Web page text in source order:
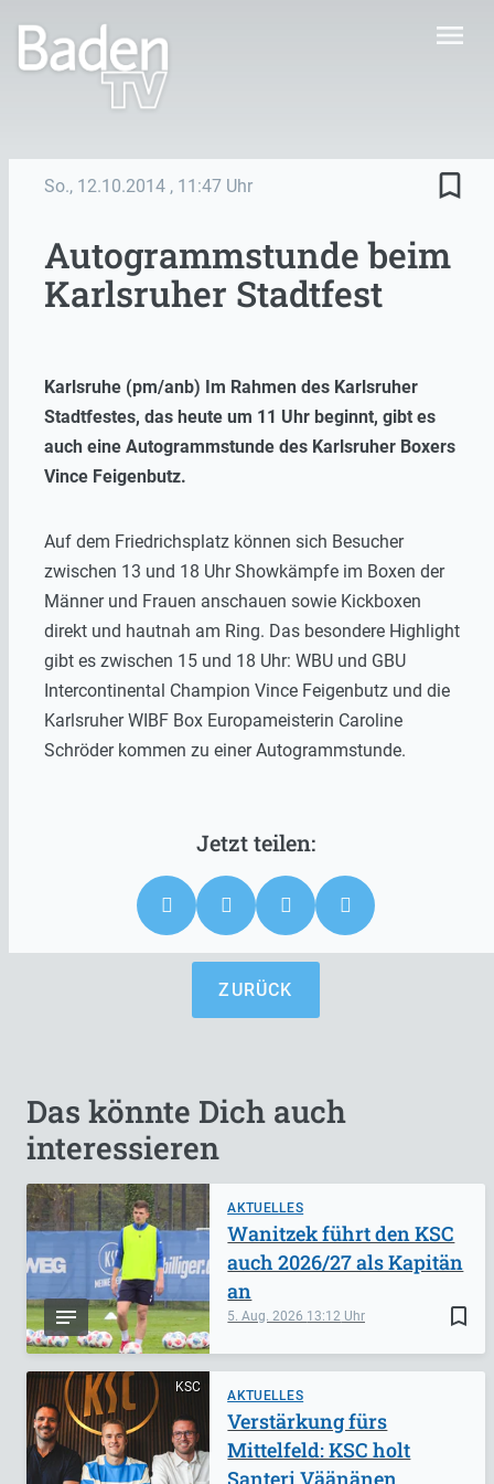
menu
So., 12.10.2014 , 11:47 Uhr bookmark_border
Autogrammstunde beim
Karlsruher Stadtfest
Karlsruhe (pm/anb) Im Rahmen des Karlsruher
Stadtfestes, das heute um 11 Uhr beginnt, gibt es
auch eine Autogrammstunde des Karlsruher Boxers
Vince Feigenbutz.
Auf dem Friedrichsplatz können sich Besucher
zwischen 13 und 18 Uhr Showkämpfe im Boxen der
Männer und Frauen anschauen sowie Kickboxen
direkt und hautnah am Ring. Das besondere Highlight
gibt es zwischen 15 und 18 Uhr: WBU und GBU
Intercontinental Champion Vince Feigenbutz und die
Karlsruher WIBF Box Europameisterin Caroline
Schröder kommen zu einer Autogrammstunde.
ZURÜCK
Das könnte Dich auch
interessieren
AKTUELLES
bookmark_border
5. Aug. 2026 13:12
Wanitzek führt den KSC
auch 2026/27 als Kapitän
an
KSC
AKTUELLES
Verstärkung fürs
Mittelfeld: KSC holt
Santeri Väänänen